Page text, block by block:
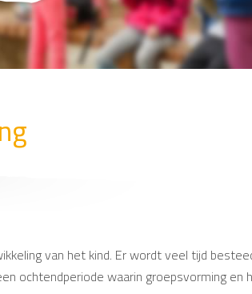
van het kind. Er wordt veel tijd
ochtendperiode waarin groepsvorming en